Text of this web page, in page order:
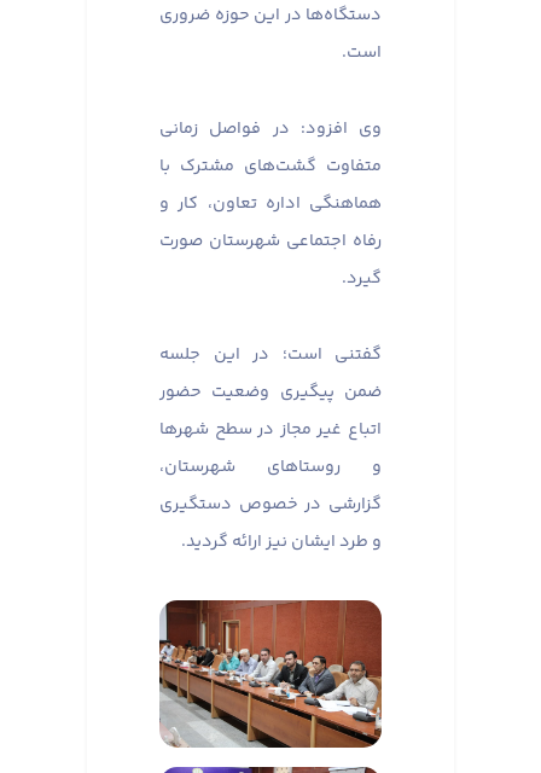
دستگاه‌ها در این حوزه ضروری
است.
وی افزود: در فواصل زمانی
متفاوت گشت‌های مشترک با
هماهنگی اداره تعاون، کار و
رفاه اجتماعی شهرستان صورت
گیرد.
گفتنی است؛ در این جلسه
ضمن پیگیری وضعیت حضور
اتباع غیر مجاز در سطح شهرها
و روستاهای شهرستان،
گزارشی در خصوص دستگیری
و طرد ایشان نیز ارائه گردید.